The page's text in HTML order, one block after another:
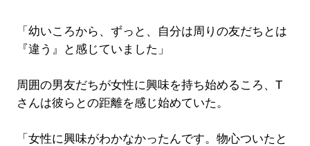
「幼いころから、ずっと、自分は周りの友だちとは
『違う』と感じていました」
周囲の男友だちが女性に興味を持ち始めるころ、T
さんは彼らとの距離を感じ始めていた。
「女性に興味がわかなかったんです。物心ついたと